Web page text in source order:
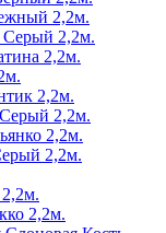
2,2м.
Серый 2,2м.
2,2м.
2,2м.
2,2м.
2,2м.
2,2м.
2,2м.